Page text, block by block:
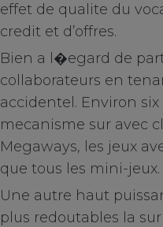
effet de qualite du
credit et d’offres.
Bien a l�egard de
collaborateurs en
accidentel. Environ
mecanisme sur avec
Megaways, les jeux
que tous les mini-jeux.
Une autre haut
plus redoutables la